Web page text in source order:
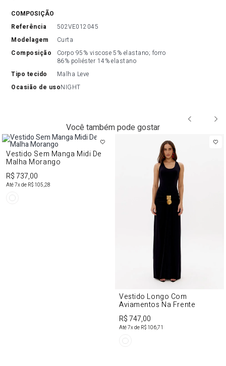
COMPOSIÇÃO
referência
502VE012045
modelagem
Curta
composição
Corpo 95% viscose 5% elastano; forro
86% poliéster 14% elastano
tipo tecido
Malha Leve
ocasião de usoNIGHT
Você também pode gostar
Vestido Sem Manga Midi De
Malha Morango
R$ 737,00
Até7x de R$ 105,28
Vestido Longo Com
Aviamentos Na Frente
R$ 747,00
Até7x de R$ 106,71